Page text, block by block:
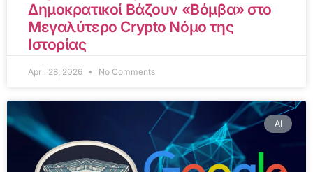
Δημοκρατικοί Βάζουν «Βόμβα» στο
Μεγαλύτερο Crypto Νόμο της
Ιστορίας
April 28, 2026 No Comments
AI